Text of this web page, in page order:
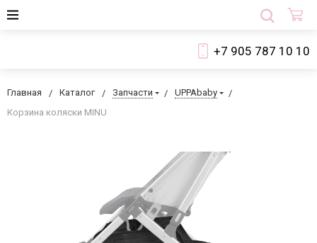
+7 905 787 10 10
Главная Каталог Запчасти
UPPAbaby
Корзина коляски MINU